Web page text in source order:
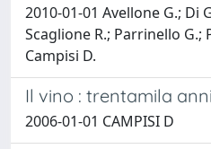
2010-01-01 Avellone G.; Di
Scaglione R.; Parrinello G.;
Campisi D.
Il vino : trentamila
2006-01-01 CAMPISI D